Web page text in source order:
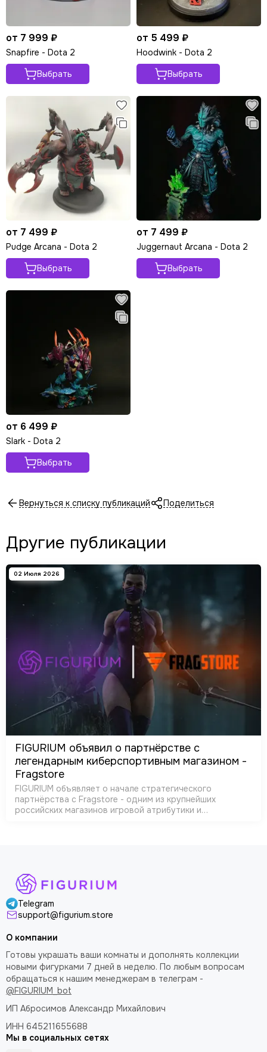
от 7 999 ₽
Snapfire - Dota 2
Выбрать
от 5 499 ₽
Hoodwink - Dota 2
Выбрать
от 7 499 ₽
Pudge Arcana - Dota 2
Выбрать
от 7 499 ₽
Juggernaut Arcana - Dota 2
Выбрать
от 6 499 ₽
Slark - Dota 2
Выбрать
Вернуться к списку публикаций Поделиться
Другие публикации
02 Июля 2026
FIGURIUM объявил о партнёрстве с
легендарным киберспортивным магазином -
Fragstore
FIGURIUM объявляет о начале стратегического
партнёрства с Fragstore - одним из крупнейших
российских магазинов игровой атрибутики и
Telegram
support@figurium.store
О компании
Готовы украшать ваши комнаты и дополнять коллекции
новыми фигурками 7 дней в неделю. По любым вопросам
обращаться к нашим менеджерам в телеграм -
@FIGURIUM_bot
ИП Абросимов Александр Михайлович
ИНН 645211655688
Мы в социальных сетях